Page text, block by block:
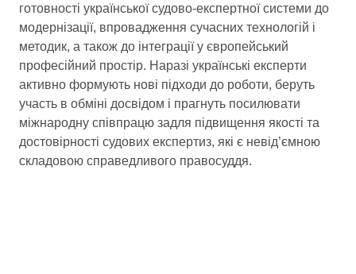
готовності української судово-експертної системи до
модернізації, впровадження сучасних технологій і
методик, а також до інтеграції у європейський
професійний простір. Наразі українські експерти
активно формують нові підходи до роботи, беруть
участь в обміні досвідом і прагнуть посилювати
міжнародну співпрацю задля підвищення якості та
достовірності судових експертиз, які є невід’ємною
складовою справедливого правосуддя.